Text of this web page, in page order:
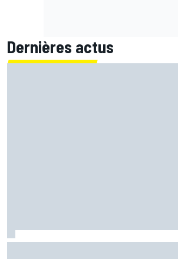
Dernières actus